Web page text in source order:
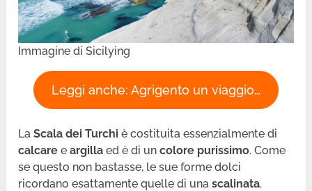
Immagine di Sicilying
Leggi anche: Agrigento un viaggio…
LaScala dei Turchi è costituita essenzialmente di
calcare eargillaed è di uncolore purissimo. Come
se questo non bastasse, le sue forme dolci
ricordano esattamente quelle di unascalinata.